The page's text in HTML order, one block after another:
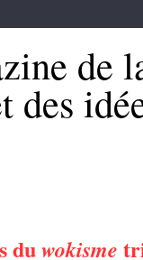
de
duwokisme